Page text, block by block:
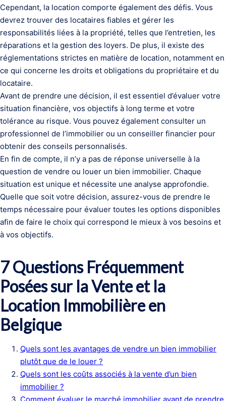
Cependant, la location comporte également des défis. Vous
devrez trouver des locataires fiables et gérer les
responsabilités liées à la propriété, telles que l’entretien, les
réparations et la gestion des loyers. De plus, il existe des
réglementations strictes en matière de location, notamment en
ce qui concerne les droits et obligations du propriétaire et du
locataire.
Avant de prendre une décision, il est essentiel d’évaluer votre
situation financière, vos objectifs à long terme et votre
tolérance au risque. Vous pouvez également consulter un
professionnel de l’immobilier ou un conseiller financier pour
obtenir des conseils personnalisés.
En fin de compte, il n’y a pas de réponse universelle à la
question de vendre ou louer un bien immobilier. Chaque
situation est unique et nécessite une analyse approfondie.
Quelle que soit votre décision, assurez-vous de prendre le
temps nécessaire pour évaluer toutes les options disponibles
afin de faire le choix qui correspond le mieux à vos besoins et
à vos objectifs.
7 Questions Fréquemment
Posées sur la Vente et la
Location Immobilière en
Belgique
Quels sont les avantages de vendre un bien immobilier
plutôt que de le louer ?
Quels sont les coûts associés à la vente d’un bien
immobilier ?